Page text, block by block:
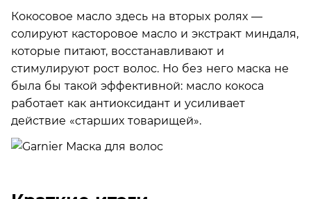
Кокосовое масло здесь на вторых ролях —
солируют касторовое масло и экстракт миндаля,
которые питают, восстанавливают и
стимулируют рост волос. Но без него маска не
была бы такой эффективной: масло кокоса
работает как антиоксидант и усиливает
действие «старших товарищей».